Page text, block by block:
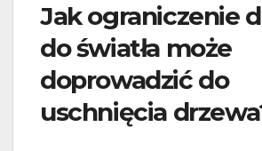
Jak ograniczenie
do światła może
doprowadzić do
uschnięcia